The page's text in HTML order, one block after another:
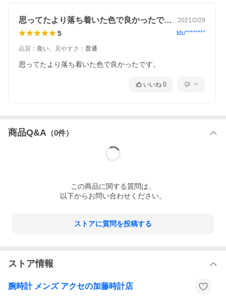
思ってたより落ち着いた色で良かったです… 2021/2/28
5 tdu********
品質 ： 良い、 見やすさ ： 普通
思ってたより落ち着いた色で良かったです。
いいね 0
商品Q&A （0件）
この商品に関する質問は、
以下からお問い合わせください。
ストアに質問を投稿する
ストア情報
腕時計 メンズ アクセの加藤時計店